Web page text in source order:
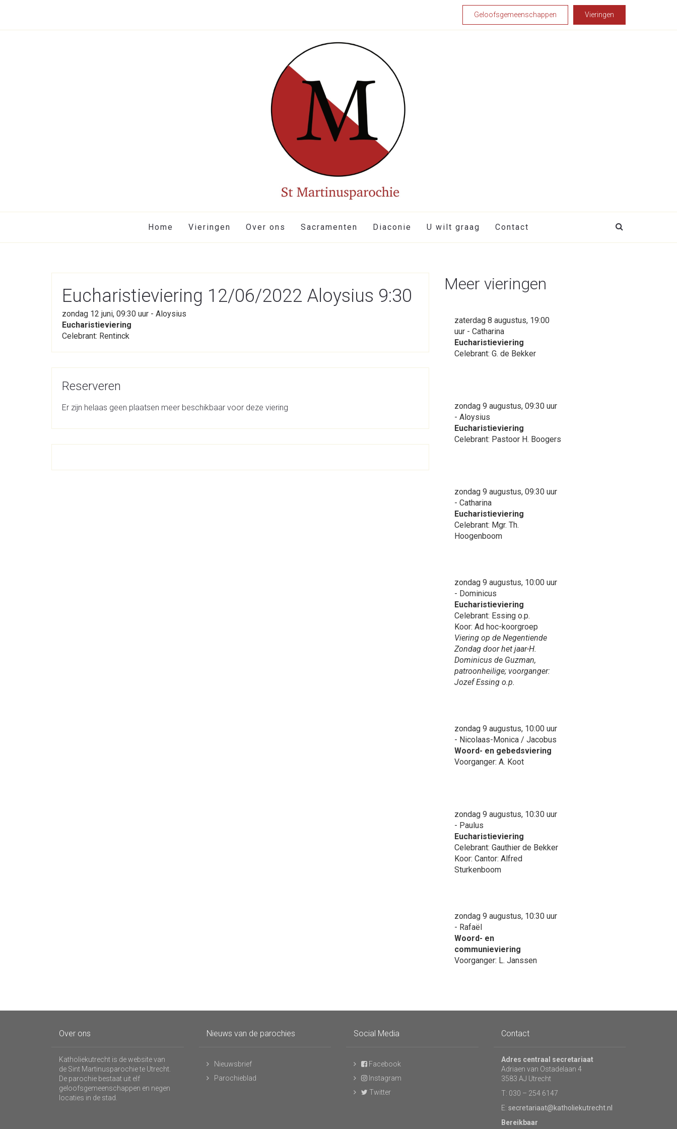
Geloofsgemeenschappen Vieringen
Home Vieringen Over ons Sacramenten Diaconie U wilt graag Contact
Eucharistieviering 12/06/2022 Aloysius 9:30
zondag 12 juni, 09:30 uur - Aloysius
Eucharistieviering
Celebrant: Rentinck
Reserveren
Er zijn helaas geen plaatsen meer beschikbaar voor deze viering
Meer vieringen
zaterdag 8 augustus, 19:00
uur - Catharina
Eucharistieviering
Celebrant: G. de Bekker
zondag 9 augustus, 09:30 uur
- Aloysius
Eucharistieviering
Celebrant: Pastoor H. Boogers
zondag 9 augustus, 09:30 uur
- Catharina
Eucharistieviering
Celebrant: Mgr. Th.
Hoogenboom
zondag 9 augustus, 10:00 uur
- Dominicus
Eucharistieviering
Celebrant: Essing o.p.
Koor: Ad hoc-koorgroep
Viering op de Negentiende
Zondag door het jaar-H.
Dominicus de Guzman,
patroonheilige; voorganger:
Jozef Essing o.p.
zondag 9 augustus, 10:00 uur
- Nicolaas-Monica / Jacobus
Woord- en gebedsviering
Voorganger: A. Koot
zondag 9 augustus, 10:30 uur
- Paulus
Eucharistieviering
Celebrant: Gauthier de Bekker
Koor: Cantor: Alfred
Sturkenboom
zondag 9 augustus, 10:30 uur
- Rafaël
Woord- en
communieviering
Voorganger: L. Janssen
Over ons
Katholiekutrecht is de website van
de Sint Martinusparochie te Utrecht.
De parochie bestaat uit elf
geloofsgemeenschappen en negen
locaties in de stad.
Nieuws van de parochies
Nieuwsbrief
Parochieblad
Social Media
Facebook
Instagram
Twitter
Contact
Adres centraal secretariaat
Adriaen van Ostadelaan 4
3583 AJ Utrecht
T: 030 – 254 6147
E: secretariaat@katholiekutrecht.nl
Bereikbaar